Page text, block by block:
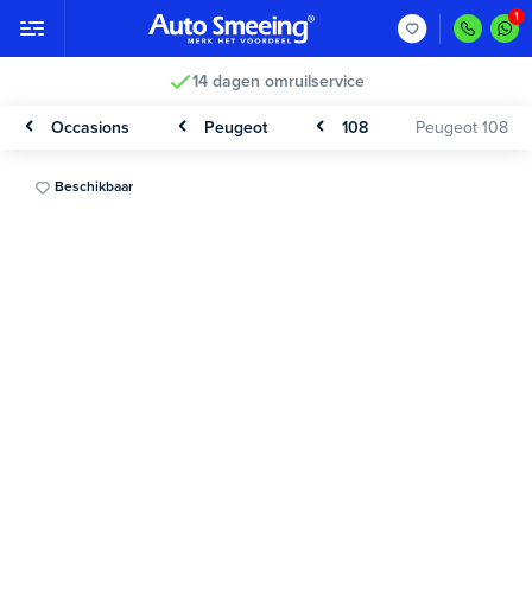
14 dagen omruilservice
Occasions Peugeot 108 Peugeot 108
Beschikbaar